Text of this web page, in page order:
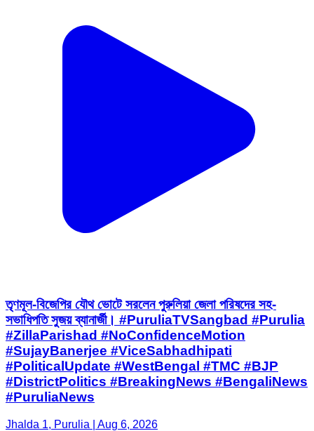
তৃণমূল-বিজেপির যৌথ ভোটে সরলেন পুরুলিয়া জেলা পরিষদের সহ-
সভাধিপতি সুজয় ব্যানার্জী। #PuruliaTVSangbad #Purulia
#ZillaParishad #NoConfidenceMotion
#SujayBanerjee #ViceSabhadhipati
#PoliticalUpdate #WestBengal #TMC #BJP
#DistrictPolitics #BreakingNews #BengaliNews
#PuruliaNews
Jhalda 1, Purulia | Aug 6, 2026